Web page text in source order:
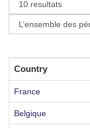
Country
France
Belgique